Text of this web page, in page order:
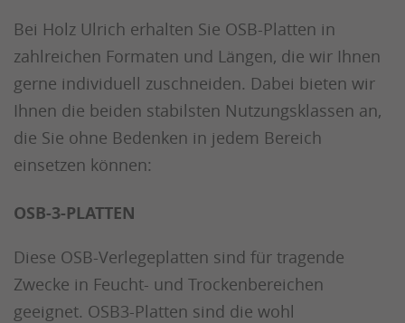
Bei Holz Ulrich erhalten Sie OSB-Platten in
zahlreichen Formaten und Längen, die wir Ihnen
gerne individuell zuschneiden. Dabei bieten wir
Ihnen die beiden stabilsten Nutzungsklassen an,
die Sie ohne Bedenken in jedem Bereich
einsetzen können:
OSB-3-PLATTEN
Diese OSB-Verlegeplatten sind für tragende
Zwecke in Feucht- und Trockenbereichen
geeignet. OSB3-Platten sind die wohl